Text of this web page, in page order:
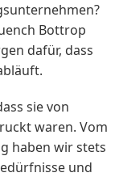
Bottrop
dafür, dass
sie von
waren. Vom
haben wir stets
und